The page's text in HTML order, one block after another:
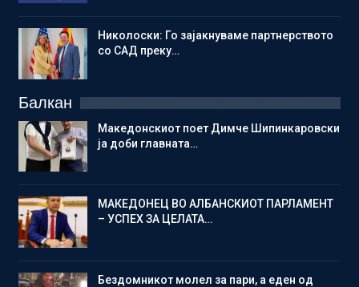
Николоски: Го зајакнуваме партнерството
со САД преку…
Балкан
Македонскиот поет Димче Шипинкаровски
ја доби главната…
МАКЕДОНЕЦ ВО АЛБАНСКИОТ ПАРЛАМЕНТ
– УСПЕХ ЗА ЦЕЛАТА…
Бездомникот молел за пари, а еден од